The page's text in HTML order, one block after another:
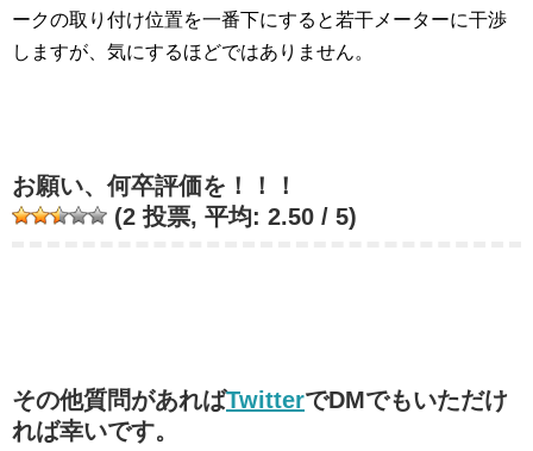
ークの取り付け位置を一番下にすると若干メーターに干渉
しますが、気にするほどではありません。
お願い、何卒評価を！！！
(2 投票, 平均: 2.50 / 5)
その他質問があればTwitterでDMでもいただけ
れば幸いです。